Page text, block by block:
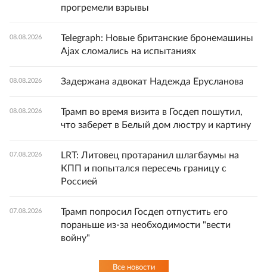
прогремели взрывы
08.08.2026
Telegraph: Новые британские бронемашины
Ajax сломались на испытаниях
08.08.2026 Задержана адвокат Надежда Ерусланова
08.08.2026
Трамп во время визита в Госдеп пошутил,
что заберет в Белый дом люстру и картину
07.08.2026
LRT: Литовец протаранил шлагбаумы на
КПП и попытался пересечь границу с
Россией
07.08.2026
Трамп попросил Госдеп отпустить его
пораньше из-за необходимости "вести
войну"
Все новости